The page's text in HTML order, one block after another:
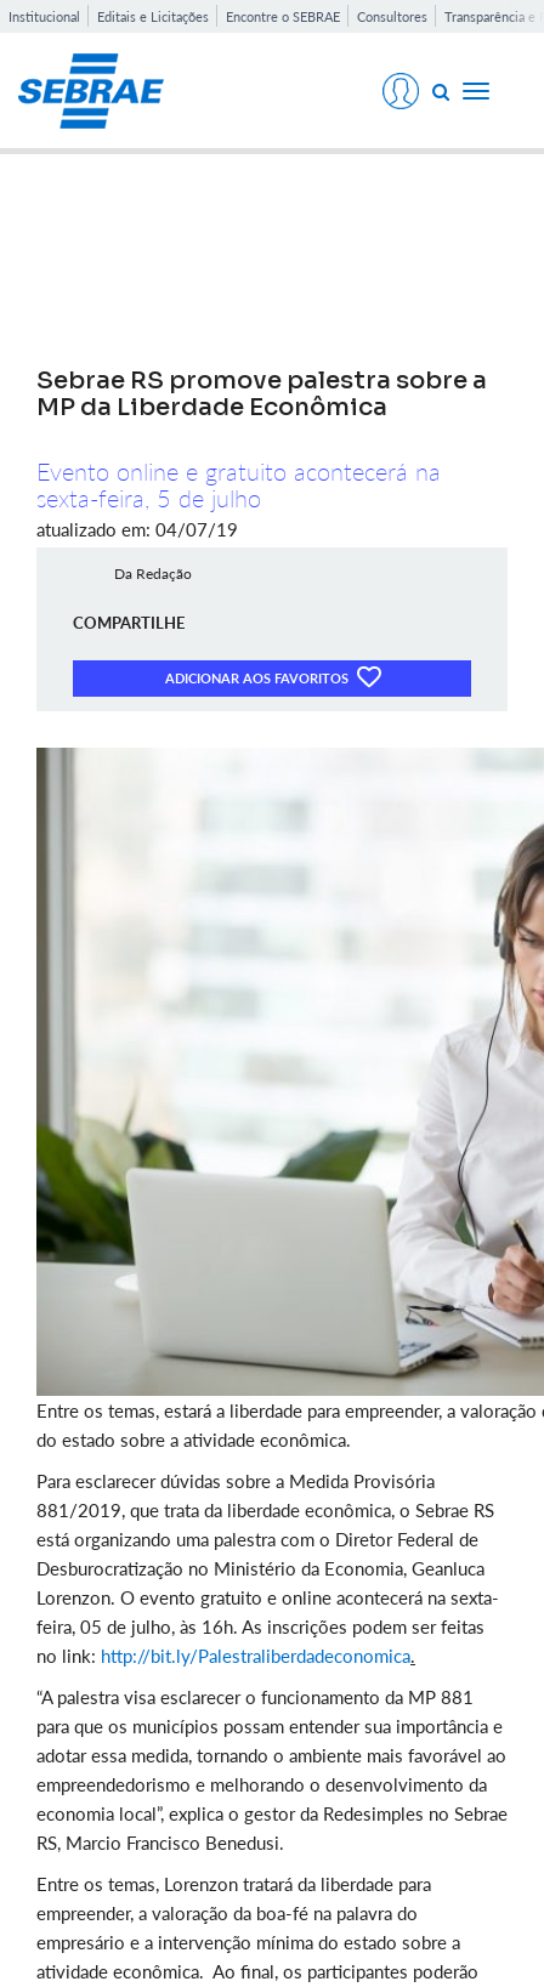
Institucional Editais e Licitações Encontre o SEBRAE Consultores Transparência e
Toggle
Sebrae RS promove palestra sobre a
MP da Liberdade Econômica
Evento online e gratuito acontecerá na
sexta-feira, 5 de julho
atualizado em: 04/07/19
Da Redação
COMPARTILHE
ADICIONAR AOS FAVORITOS
Entre os temas, estará a liberdade para empreender, a
do estado sobre a atividade econômica.
Para esclarecer dúvidas sobre a Medida Provisória
881/2019, que trata da liberdade econômica, o Sebrae RS
está organizando uma palestra com o Diretor Federal de
Desburocratização no Ministério da Economia, Geanluca
Lorenzon. O evento gratuito e online acontecerá na sexta-
feira, 05 de julho, às 16h. As inscrições podem ser feitas
no link: http://bit.ly/Palestraliberdadeconomica.
“A palestra visa esclarecer o funcionamento da MP 881
para que os municípios possam entender sua importância e
adotar essa medida, tornando o ambiente mais favorável ao
empreendedorismo e melhorando o desenvolvimento da
economia local”, explica o gestor da Redesimples no Sebrae
RS, Marcio Francisco Benedusi.
Entre os temas, Lorenzon tratará da liberdade para
empreender, a valoração da boa-fé na palavra do
empresário e a intervenção mínima do estado sobre a
atividade econômica. Ao final, os participantes poderão